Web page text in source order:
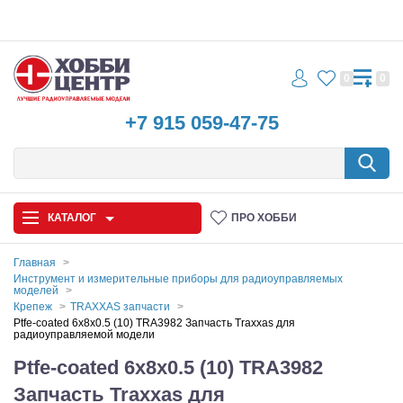
+7 915 059-47-75
0 0
КАТАЛОГ ПРО ХОББИ
Автомодели
Запчасти и аксессуары
Игрушки
Главная
Инструмент и измерительные приборы для радиоуправляемых
моделей
Крепеж
TRAXXAS запчасти
Ptfe-coated 6x8x0.5 (10) TRA3982 Запчасть Traxxas для
радиоуправляемой модели
Ptfe-coated 6x8x0.5 (10) TRA3982
Запчасть Traxxas для